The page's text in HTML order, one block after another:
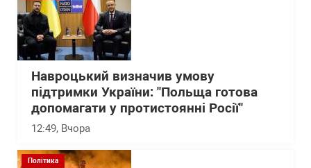
Навроцький визначив умову
підтримки України: "Польща готова
допомагати у протистоянні Росії"
12:49, Вчора
Політика